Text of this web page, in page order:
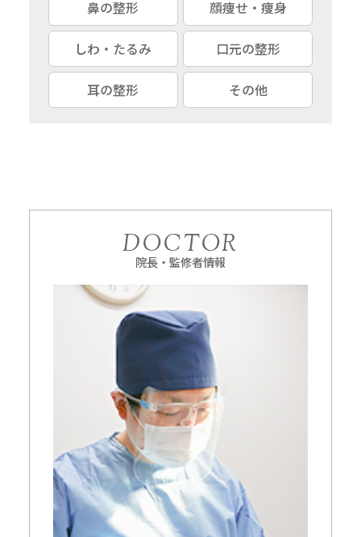
鼻の整形 顔痩せ・痩身
しわ・たるみ 口元の整形
耳の整形 その他
DOCTOR
院長・監修者情報